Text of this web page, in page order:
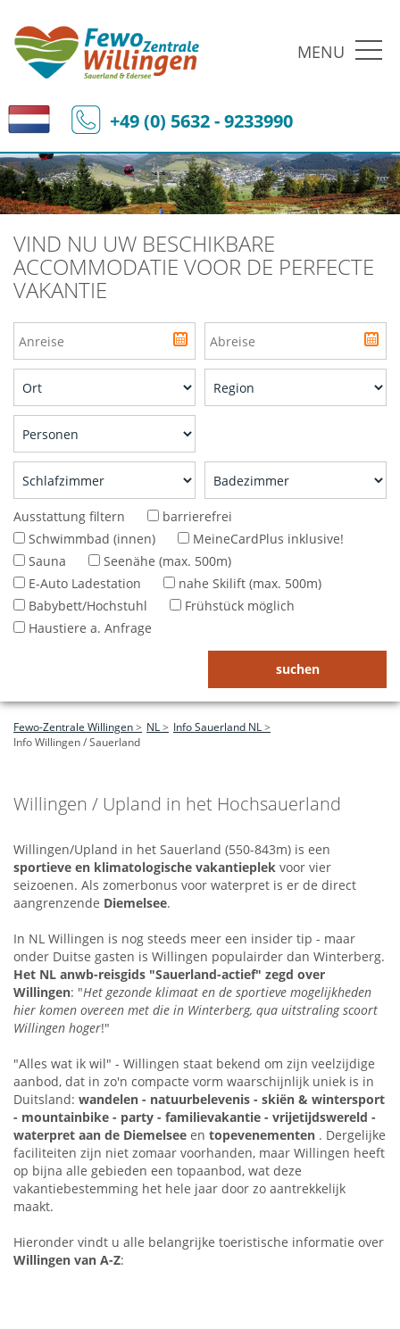
MENU
+49 (0) 5632 - 9233990
VIND NU UW BESCHIKBARE
ACCOMMODATIE VOOR DE PERFECTE
VAKANTIE
Ausstattung filtern
barrierefrei
Schwimmbad (innen)
MeineCardPlus inklusive!
Sauna
Seenähe (max. 500m)
E-Auto Ladestation
nahe Skilift (max. 500m)
Babybett/Hochstuhl
Frühstück möglich
Haustiere a. Anfrage
Fewo-Zentrale Willingen NL
Info Sauerland NL
Info Willingen / Sauerland
Willingen / Upland in het Hochsauerland
Willingen/Upland in het Sauerland (550-843m) is een
sportieve en klimatologische vakantieplek voor vier
seizoenen. Als zomerbonus voor waterpret is er de direct
aangrenzende Diemelsee.
In NL Willingen is nog steeds meer een insider tip - maar
onder Duitse gasten is Willingen populairder dan Winterberg.
Het NL anwb-reisgids "Sauerland-actief" zegd over
Willingen: "Het gezonde klimaat en de sportieve mogelijkheden
hier komen overeen met die in Winterberg, qua uitstraling scoort
Willingen hoger!"
"Alles wat ik wil" - Willingen staat bekend om zijn veelzijdige
aanbod, dat in zo'n compacte vorm waarschijnlijk uniek is in
Duitsland: wandelen - natuurbelevenis - skiën & wintersport
- mountainbike - party - familievakantie - vrijetijdswereld -
waterpret aan de Diemelsee en topevenementen . Dergelijke
faciliteiten zijn niet zomaar voorhanden, maar Willingen heeft
op bijna alle gebieden een topaanbod, wat deze
vakantiebestemming het hele jaar door zo aantrekkelijk
maakt.
Hieronder vindt u alle belangrijke toeristische informatie over
Willingen van A-Z: